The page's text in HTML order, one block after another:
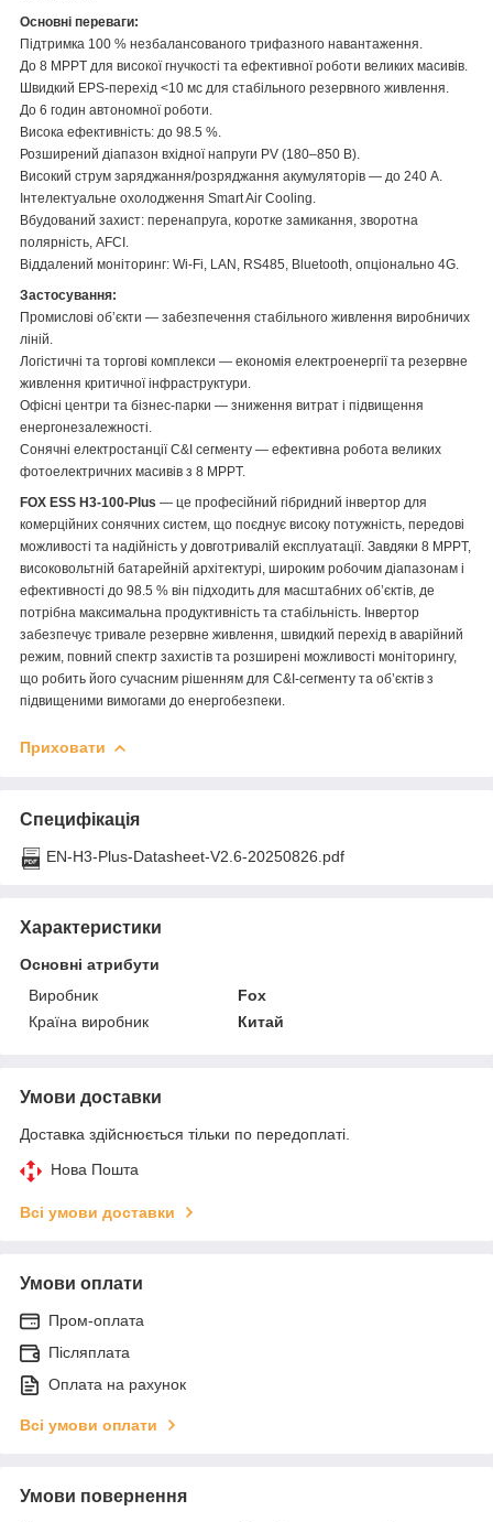
Основні переваги:
Підтримка 100 % незбалансованого трифазного навантаження.
До 8 MPPT для високої гнучкості та ефективної роботи великих масивів.
Швидкий EPS-перехід <10 мс для стабільного резервного живлення.
До 6 годин автономної роботи.
Висока ефективність: до 98.5 %.
Розширений діапазон вхідної напруги PV (180–850 В).
Високий струм заряджання/розряджання акумуляторів — до 240 А.
Інтелектуальне охолодження Smart Air Cooling.
Вбудований захист: перенапруга, коротке замикання, зворотна
полярність, AFCI.
Віддалений моніторинг: Wi-Fi, LAN, RS485, Bluetooth, опціонально 4G.
Застосування:
Промислові об’єкти — забезпечення стабільного живлення виробничих
ліній.
Логістичні та торгові комплекси — економія електроенергії та резервне
живлення критичної інфраструктури.
Офісні центри та бізнес-парки — зниження витрат і підвищення
енергонезалежності.
Сонячні електростанції C&I сегменту — ефективна робота великих
фотоелектричних масивів з 8 MPPT.
FOX ESS H3-100-Plus — це професійний гібридний інвертор для
комерційних сонячних систем, що поєднує високу потужність, передові
можливості та надійність у довготривалій експлуатації. Завдяки 8 MPPT,
високовольтній батарейній архітектурі, широким робочим діапазонам і
ефективності до 98.5 % він підходить для масштабних об’єктів, де
потрібна максимальна продуктивність та стабільність. Інвертор
забезпечує тривале резервне живлення, швидкий перехід в аварійний
режим, повний спектр захистів та розширені можливості моніторингу,
що робить його сучасним рішенням для C&I-сегменту та об’єктів з
підвищеними вимогами до енергобезпеки.
Приховати
Специфікація
EN-H3-Plus-Datasheet-V2.6-20250826.pdf
Характеристики
Основні атрибути
Виробник
Fox
Країна виробник
Китай
Умови доставки
Доставка здійснюється тільки по передоплаті.
Нова Пошта
Всі умови доставки
Умови оплати
Пром-оплата
Післяплата
Оплата на рахунок
Всі умови оплати
Умови повернення